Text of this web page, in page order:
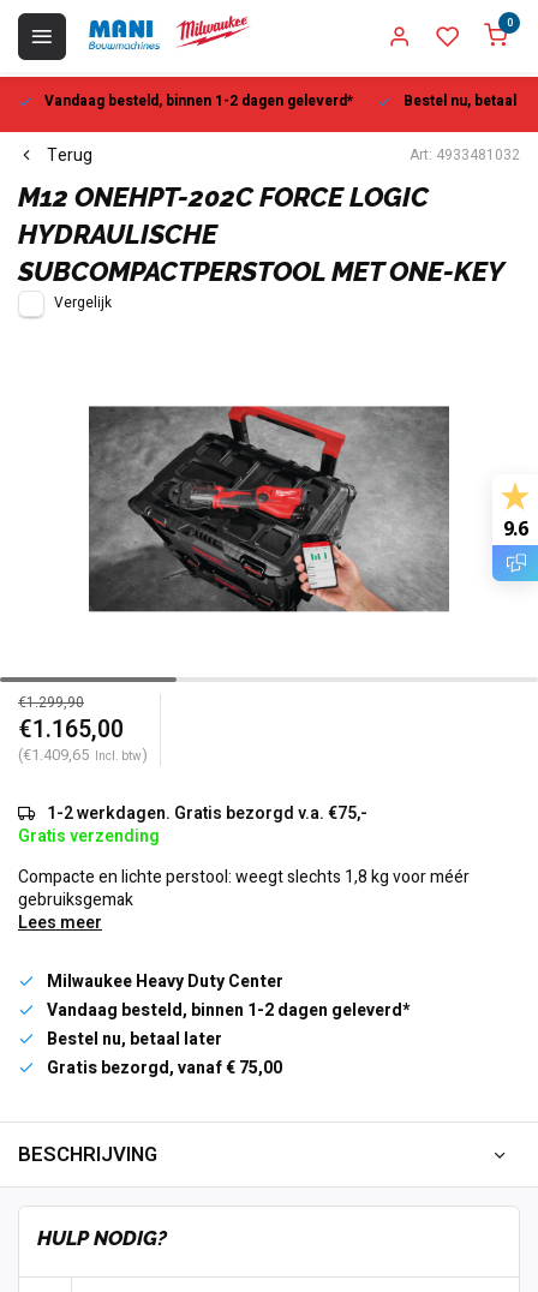
0
Vandaag besteld, binnen 1-2 dagen geleverd* Bestel nu, betaal
Terug Art: 4933481032
M12 ONEHPT-202C FORCE LOGIC
HYDRAULISCHE
SUBCOMPACTPERSTOOL MET ONE-KEY
Vergelijk
€1.299,90
€1.165,00
(€1.409,65 Incl. btw)
1-2 werkdagen. Gratis bezorgd v.a. €75,-
Gratis verzending
Compacte en lichte perstool: weegt slechts 1,8 kg voor méér
gebruiksgemak
Lees meer
Milwaukee Heavy Duty Center
Vandaag besteld, binnen 1-2 dagen geleverd*
Bestel nu, betaal later
Gratis bezorgd, vanaf € 75,00
BESCHRIJVING
HULP NODIG?
9.6